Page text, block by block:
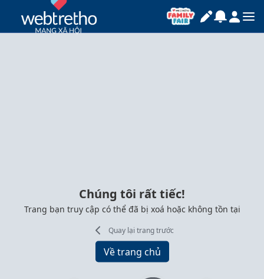
Chúng tôi rất tiếc!
Trang bạn truy cập có thể đã bị xoá hoặc không tồn tại
Quay lại trang trước
Về trang chủ